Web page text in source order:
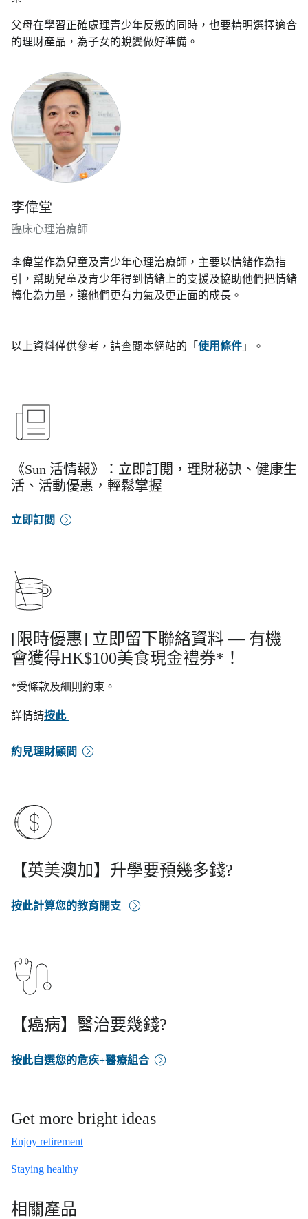
父母在學習正確處理青少年反叛的同時，也要精明選擇適合
的理財產品，為子女的蛻變做好準備。
李偉堂
臨床心理治療師
李偉堂作為兒童及青少年心理治療師，主要以情緒作為指
引，幫助兒童及青少年得到情緒上的支援及協助他們把情緒
轉化為力量，讓他們更有力氣及更正面的成長。
以上資料僅供參考，請查閱本網站的「 使用條件 」。
《Sun 活情報》：立即訂閱，理財秘訣、健康生
活、活動優惠，輕鬆掌握
立即訂閱
[限時優惠] 立即留下聯絡資料 — 有機
會獲得HK$100美食現金禮券*！
*受條款及細則約束。
詳情請按此
約見理財顧問
【英美澳加】升學要預幾多錢?
按此計算您的教育開支
【癌病】醫治要幾錢?
按此自選您的危疾+醫療組合
Get more bright ideas
Enjoy retirement
Staying healthy
相關產品